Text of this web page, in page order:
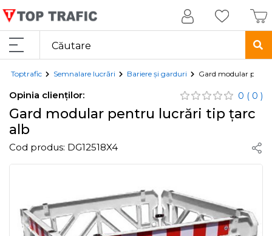
Toptrafic Semnalare lucrări Bariere și garduri Gard modular
Opinia clienților: 0 ( 0 )
Gard modular pentru lucrări tip țarc
alb
Cod produs: DG12518X4